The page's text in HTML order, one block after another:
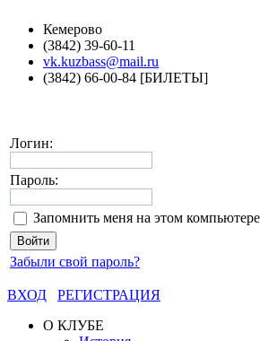
Кемерово
(3842) 39-60-11
vk.kuzbass@mail.ru
(3842) 66-00-84 [БИЛЕТЫ]
Логин:
Пароль:
Запомнить меня на этом компьютере
Забыли свой пароль?
ВХОД
РЕГИСТРАЦИЯ
О КЛУБЕ